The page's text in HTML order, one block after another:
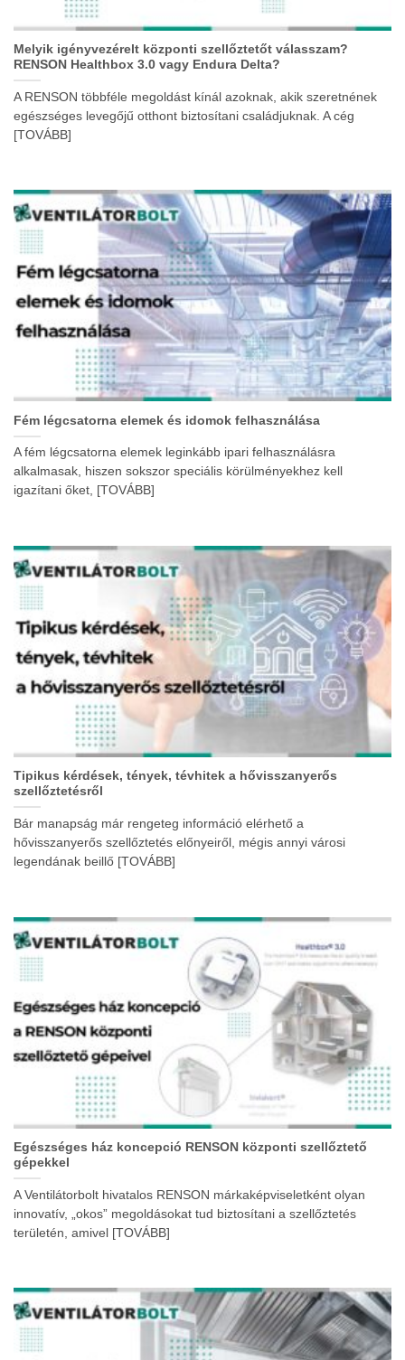
Melyik igényvezérelt központi szellőztetőt válasszam?
RENSON Healthbox 3.0 vagy Endura Delta?
A RENSON többféle megoldást kínál azoknak, akik szeretnének
egészséges levegőjű otthont biztosítani családjuknak. A cég
[TOVÁBB]
Fém légcsatorna elemek és idomok felhasználása
A fém légcsatorna elemek leginkább ipari felhasználásra
alkalmasak, hiszen sokszor speciális körülményekhez kell
igazítani őket, [TOVÁBB]
Tipikus kérdések, tények, tévhitek a hővisszanyerős
szellőztetésről
Bár manapság már rengeteg információ elérhető a
hővisszanyerős szellőztetés előnyeiről, mégis annyi városi
legendának beillő [TOVÁBB]
Egészséges ház koncepció RENSON központi szellőztető
gépekkel
A Ventilátorbolt hivatalos RENSON márkaképviseletként olyan
innovatív, „okos” megoldásokat tud biztosítani a szellőztetés
területén, amivel [TOVÁBB]